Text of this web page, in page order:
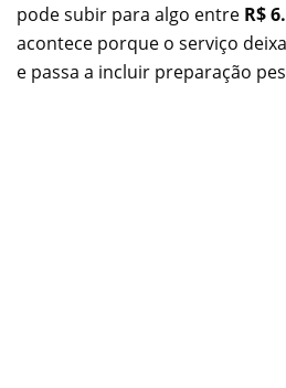
pode subir para algo entre R$
acontece porque o serviço
e passa a incluir preparação